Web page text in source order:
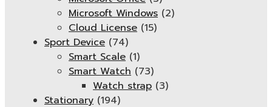
Microsoft Windows (2)
Cloud License (15)
Sport Device (74)
Smart Scale (1)
Smart Watch (73)
Watch strap (3)
Stationary (194)